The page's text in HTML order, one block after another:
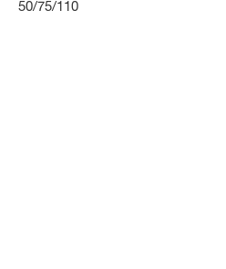
50/75/110